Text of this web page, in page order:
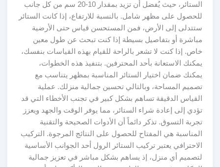
الستائر، حيث يُفضل أن تزيد بمقدار 10-20 سم من كل جانب
للحصول على مظهر شامل. بالنسبة للارتفاع، إذا كانت الستائر
ستتدلى إلى الأرض، فمن المستحسن قياس حتى الأرضية
مباشرة أو بتفاصيل بسيطة إذا كنت تبحث عن طول معين
خاص. إذا كنت لا تشعر بالراحة للقيام بهذه القياسات بنفسك،
يمكنك الاستعانة بأحد المحترفين. بتنفيذ هذه الخطوات،
يمكنك ضمان اختيار الستائر المناسبة بمظهر يتناسب مع
تصميم المساحة، وبالتالي تحسين جمالية منزلك. عملية
القياس الدقيقة تساهم بشكل كبير في تجنب الأخطاء التي قد
تؤدي إلى إعادة شراء الستائر، مما يوفر الوقت والجهد ويعزز
تجربة التسوق. تذكر دائماً أن الأدوات الصحيحة والتقنية
المناسبة هي المفتاح للحصول على النتائج المرجوة. التركيب
الاحترافي يعتبر تركيب الستائر الرول أحد الجوانب الأساسية
لتصميم أي منزل، إذ يساهم بشكل مباشر في تعزيز جمالية